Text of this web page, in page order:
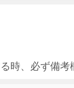
時、必ず備